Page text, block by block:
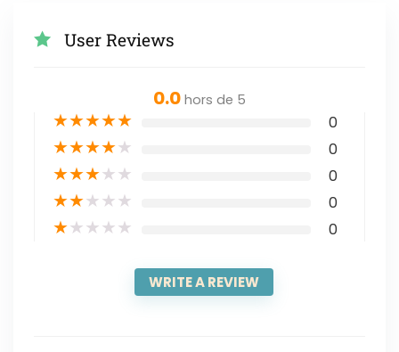
User Reviews
0.0 hors de 5
★★★★★ 0
★★★★★ 0
★★★★★ 0
★★★★★ 0
★★★★★ 0
WRITE A REVIEW